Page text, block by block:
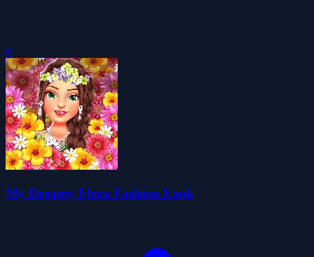
0
My Dreamy Flora Fashion Look